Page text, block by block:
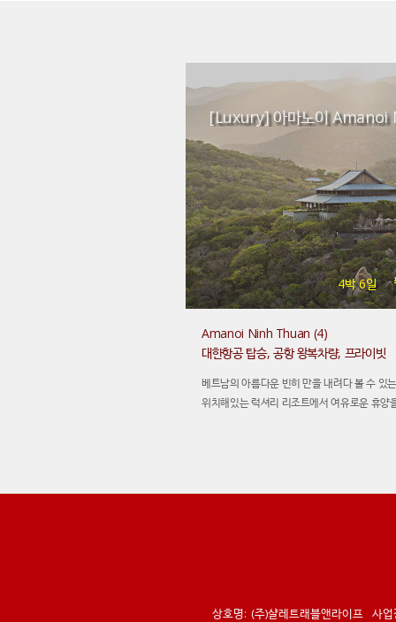
[Luxury] 아마노이
4박 6일
Amanoi Ninh Thuan (4)
대한항공 탑승, 공항 왕복차량, 프라이빗
베트남의 아름다운 빈히 만을 내려다 볼 수 있
위치해있는 럭셔리 리조트에서 여유로운 휴양
상호명: (주)샬레트래블앤라이프 사